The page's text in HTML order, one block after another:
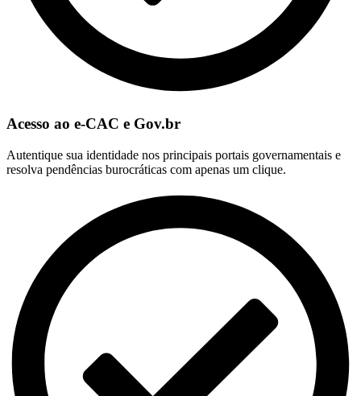
Acesso ao e-CAC e Gov.br
Autentique sua identidade nos principais portais governamentais e
resolva pendências burocráticas com apenas um clique.